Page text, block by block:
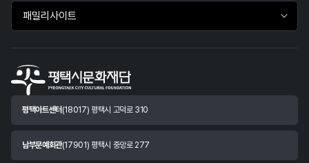
패밀리사이트 바로가기
평택아트센터 (18017) 평택시 고덕로 310
남부문예회관(17901) 평택시 중앙로 277